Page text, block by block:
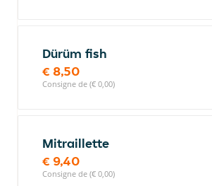
Dürüm fish
€ 8,50
Consigne de (€ 0,00)
Mitraillette
€ 9,40
Consigne de (€ 0,00)